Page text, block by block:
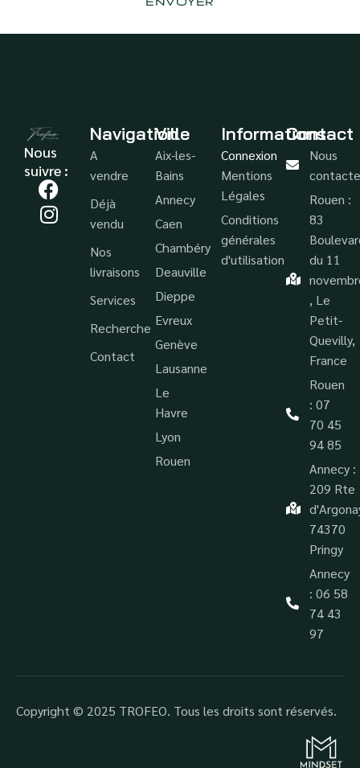
Nous
suivre :
Navigation
A
vendre
Déjà
vendu
Nos
livraisons
Services
Recherche
Contact
Ville
Aix-les-
Bains
Annecy
Caen
Chambéry
Deauville
Dieppe
Evreux
Genève
Lausanne
Le
Havre
Lyon
Rouen
Informations
Connexion
Mentions
Légales
Conditions
générales
d'utilisation
Contact
Nous
Rouen :
83
du 11
, Le
Petit-
Quevilly,
France
Rouen
: 07
70 45
94 85
Annecy :
209 Rte
74370
Pringy
Annecy
: 06 58
74 43
97
Copyright © 2025 TROFEO. Tous les droits sont réservés.